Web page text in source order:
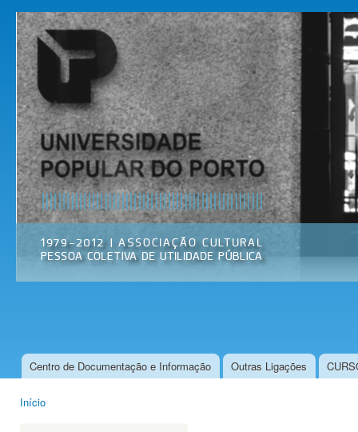
Universidade
Popular do
Porto
Associação
Cultural
Menu principal
Centro de Documentação e Informação Outras Ligações
Início